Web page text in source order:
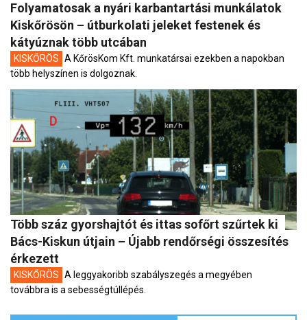
Folyamatosak a nyári karbantartási munkálatok
Kiskőrösön – útburkolati jeleket festenek és
kátyúznak több utcában
KISKŐRÖS A KőrösKom Kft. munkatársai ezekben a napokban
több helyszínen is dolgoznak.
Több száz gyorshajtót és ittas sofőrt szűrtek ki
Bács-Kiskun útjain – Újabb rendőrségi összesítés
érkezett
KISKŐRÖS A leggyakoribb szabályszegés a megyében
továbbra is a sebességtúllépés.